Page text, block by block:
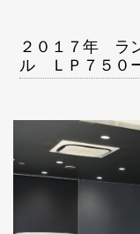
２０１７年 ラ
ル ＬＰ７５０